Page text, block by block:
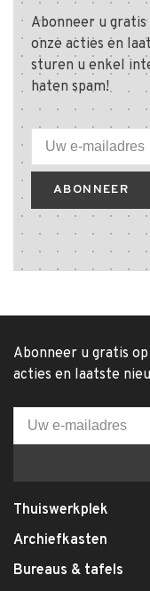
Abonneer u
onze acties en
sturen u enkel
haten spam!
ABONNEER
Abonneer u gratis
acties en laatste
Thuiswerkplek
Archiefkasten
Bureaus & tafels